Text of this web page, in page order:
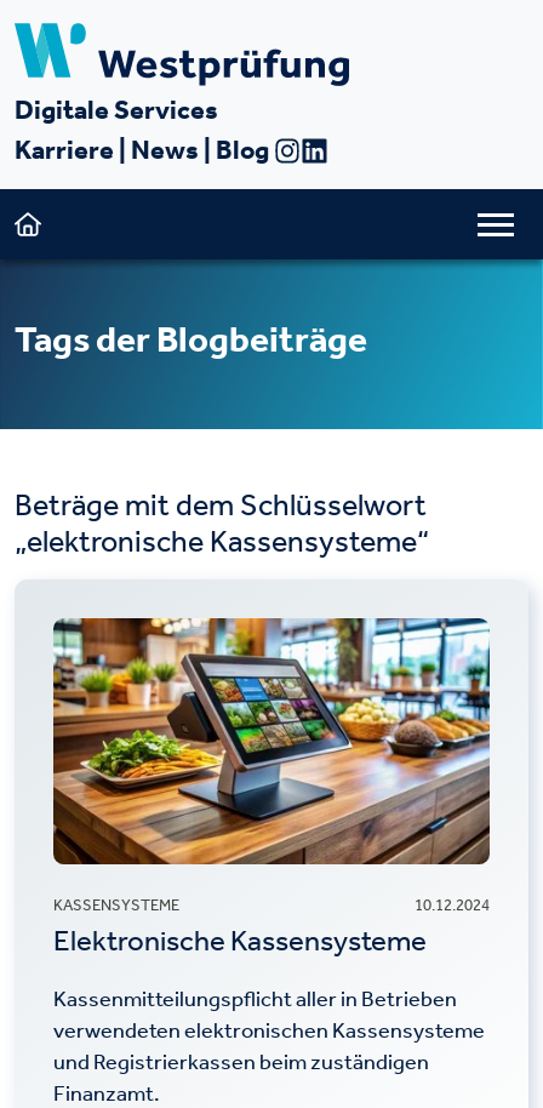
Digitale Services
Karriere News Blog
Tags der Blogbeiträge
Beträge mit dem Schlüsselwort
„elektronische Kassensysteme“
KASSENSYSTEME 10.12.2024
Elektronische Kassensysteme
Kassenmitteilungspflicht aller in Betrieben
verwendeten elektronischen Kassensysteme
und Registrierkassen beim zuständigen
Finanzamt.